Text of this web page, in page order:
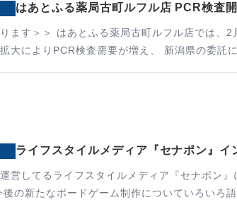
はあとふる薬局古町ルフル店 PCR検査開
ます＞＞ はあとふる薬局古町ルフル店では、
大によりPCR検査需要が増え、 新潟県の委託
ライフスタイルメディア『セナポン』イ
営してるライフスタイルメディア『セナポン
の新たなボードゲーム制作についていろいろ